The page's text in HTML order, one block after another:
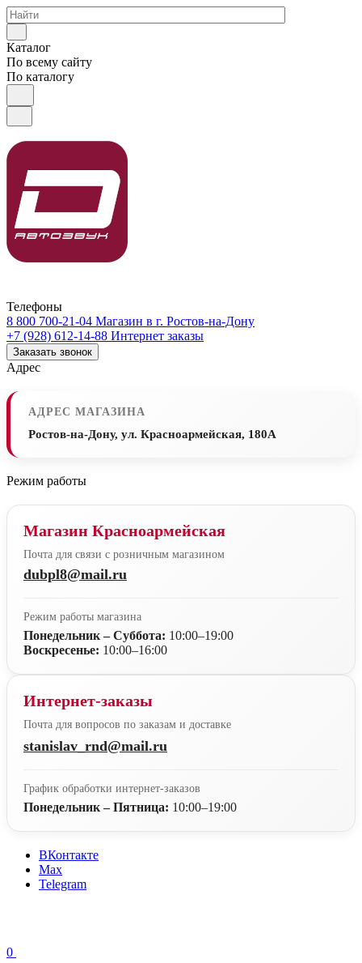
Каталог
По всему сайту
По каталогу
Телефоны
8 800 700-21-04 Магазин в г. Ростов-на-Дону
+7 (928) 612-14-88 Интернет заказы
Заказать звонок
Адрес
АДРЕС МАГАЗИНА
Ростов-на-Дону, ул. Красноармейская, 180А
Режим работы
Магазин Красноармейская
Почта для связи с розничным магазином
dubpl8@mail.ru
Режим работы магазина
Понедельник – Суббота: 10:00–19:00
Воскресенье: 10:00–16:00
Интернет-заказы
Почта для вопросов по заказам и доставке
stanislav_rnd@mail.ru
График обработки интернет-заказов
Понедельник – Пятница: 10:00–19:00
ВКонтакте
Max
Telegram
0